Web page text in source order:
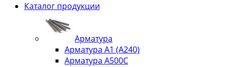
Каталог продукции
Арматура
Арматура А1 (А240)
Арматура А500С